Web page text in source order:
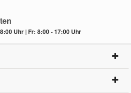
Uhr | Fr: 8:00 - 17:00 Uhr